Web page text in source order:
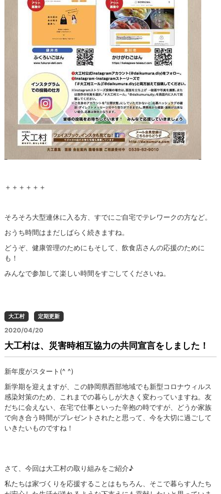
＋＋＋＋＋＋
そろそろ大型連休に入る方、すでにご自宅でテレワークの方など。
おうち時間はまだしばらく続きますね。
どうぞ、健康管理のためにもそして、飲食店さんの応援のために
も！
みんなで参加して楽しい時間をすごしてくださいね。
大工村 定期更新
2020/04/20
大工村は、災害時相互協力の共同宣言をしました！
新年度がスタート(^ ^)
新学期を迎えますが、この静岡県西部地域でも新型コロナウィルス
感染対策のため、これまでの暮らしが大きく変わっていますね。友
だちに会えない、在宅で仕事といった辛抱の時ですが、どうか家族
で向き合う時間がプレゼントされたと思って、今を大切に過ごして
いきたいものですね！
さて、今回は大工村の取り組みをご紹介♪
私たちは家づくりを応援することはもちろん、そこで暮らす人たち